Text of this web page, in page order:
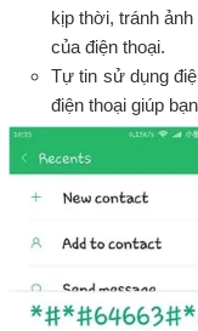
kịp thời, tránh
của điện thoại.
Tự tin sử dụng
điện thoại giúp